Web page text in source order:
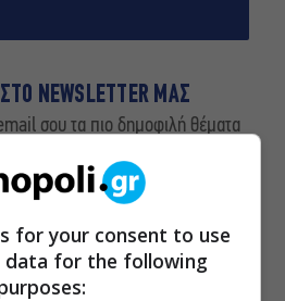
NEWSLETTER ΜΑΣ
σου τα πιο δημοφιλή θέματα
ΑΠΟΡΡΗΤΟΥ
for your consent to use
data for the following